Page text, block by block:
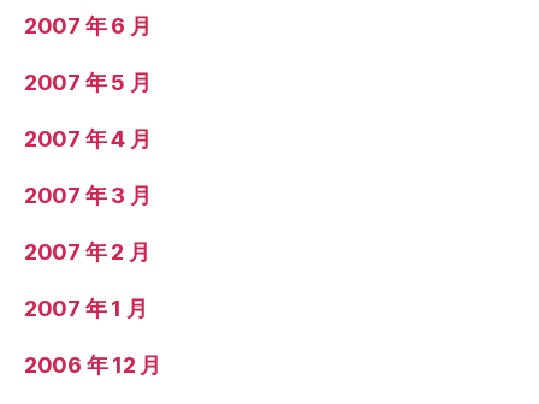
2007 年 6 月
2007 年 5 月
2007 年 4 月
2007 年 3 月
2007 年 2 月
2007 年 1 月
2006 年 12 月